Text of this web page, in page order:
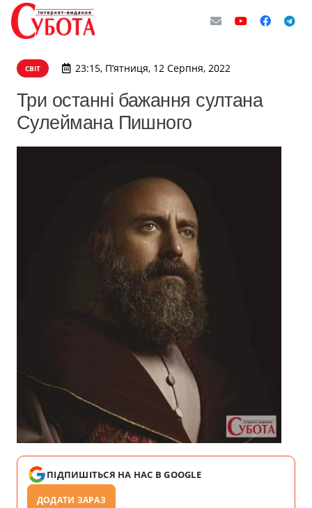
СВІТ 23:15, П’ятниця, 12 Серпня, 2022
Три останні бажання султана
Сулеймана Пишного
ПІДПИШІТЬСЯ НА НАС В GOOGLE
ДОДАТИ ЗАРАЗ